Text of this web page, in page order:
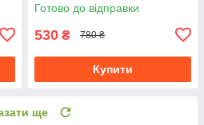
Готово до відправки
530 ₴ 780 ₴
Купити
ще